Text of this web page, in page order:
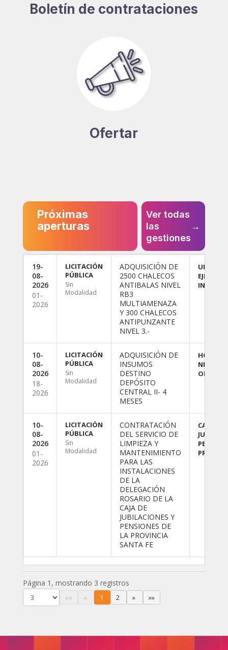
Boletín de contrataciones
Ofertar
Próximas
aperturas
Ver todas
las
gestiones
→
19-
08-
2026
01-
2026
LICITACIÓN
PÚBLICA
Sin
Modalidad
ADQUISICIÓN DE
2500 CHALECOS
ANTIBALAS NIVEL
RB3
MULTIAMENAZA
Y 300 CHALECOS
ANTIPUNZANTE
NIVEL 3.-
UNIDAD
10-
08-
2026
18-
2026
LICITACIÓN
PÚBLICA
Sin
Modalidad
ADQUISICIÓN DE
INSUMOS
DESTINO
DEPÓSITO
CENTRAL II- 4
MESES
NIÑOS
10-
08-
2026
01-
2026
LICITACIÓN
PÚBLICA
Sin
Modalidad
CONTRATACIÓN
DEL SERVICIO DE
LIMPIEZA Y
MANTENIMIENTO
PARA LAS
INSTALACIONES
DE LA
DELEGACIÓN
ROSARIO DE LA
CAJA DE
JUBILACIONES Y
PENSIONES DE
LA PROVINCIA
SANTA FE
CAJA DE
Página 1, mostrando 3 registros
«« « 1 2 » »»